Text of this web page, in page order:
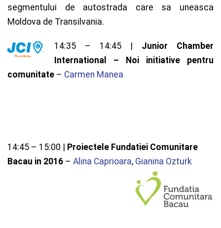
segmentului de autostrada care sa uneasca
Moldova de Transilvania.
14:35 – 14:45 | Junior Chamber
International – Noi initiative pentru
comunitate – Carmen Manea
14:45 – 15:00 | Proiectele Fundatiei Comunitare
Bacau in 2016 – Alina Caprioara, Gianina Ozturk